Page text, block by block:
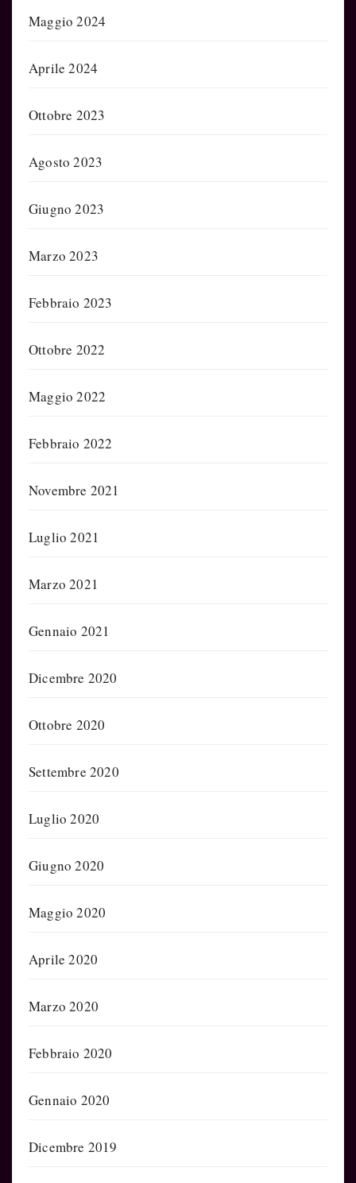
Maggio 2024
Aprile 2024
Ottobre 2023
Agosto 2023
Giugno 2023
Marzo 2023
Febbraio 2023
Ottobre 2022
Maggio 2022
Febbraio 2022
Novembre 2021
Luglio 2021
Marzo 2021
Gennaio 2021
Dicembre 2020
Ottobre 2020
Settembre 2020
Luglio 2020
Giugno 2020
Maggio 2020
Aprile 2020
Marzo 2020
Febbraio 2020
Gennaio 2020
Dicembre 2019